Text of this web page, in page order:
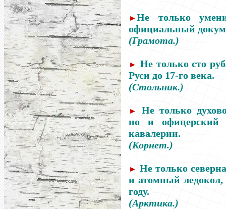
►Не только
официальный
(Грамота.)
► Не только сто
Руси до 17-го века.
(Стольник.)
►
Не только
но и офицерский
кавалерии.
(Корнет.)
► Не только
и атомный
году.
(Арктика.)